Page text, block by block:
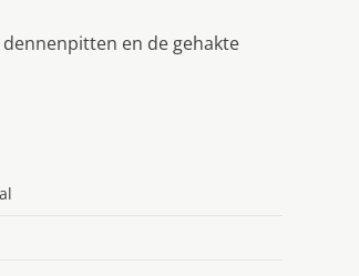
en de gehakte